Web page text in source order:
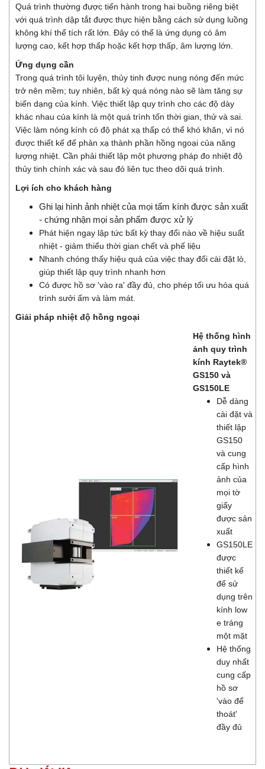
Quá trình thường được tiến hành trong hai buồng riêng biệt
với quá trình dập tắt được thực hiện bằng cách sử dụng luồng
không khí thể tích rất lớn. Đây có thể là ứng dụng có âm
lượng cao, kết hợp thấp hoặc kết hợp thấp, âm lượng lớn.
Ứng dụng cần
Trong quá trình tôi luyện, thủy tinh được nung nóng đến mức
trở nên mềm; tuy nhiên, bất kỳ quá nóng nào sẽ làm tăng sự
biến dạng của kính. Việc thiết lập quy trình cho các độ dày
khác nhau của kính là một quá trình tốn thời gian, thử và sai.
Việc làm nóng kính có độ phát xạ thấp có thể khó khăn, vì nó
được thiết kế để phản xạ thành phần hồng ngoại của năng
lượng nhiệt. Cần phải thiết lập một phương pháp đo nhiệt độ
thủy tinh chính xác và sau đó liên tục theo dõi quá trình.
Lợi ích cho khách hàng
Ghi lại hình ảnh nhiệt của mọi tấm kính được sản xuất
- chứng nhận mọi sản phẩm được xử lý
Phát hiện ngay lập tức bất kỳ thay đổi nào về hiệu suất
nhiệt - giảm thiểu thời gian chết và phế liệu
Nhanh chóng thấy hiệu quả của việc thay đổi cài đặt lò,
giúp thiết lập quy trình nhanh hơn
Có được hồ sơ 'vào ra' đầy đủ, cho phép tối ưu hóa quá
trình sưởi ấm và làm mát.
Giải pháp nhiệt độ hồng ngoại
Hệ thống hình
ảnh quy trình
kính Raytek®
GS150 và
GS150LE
Dễ dàng
cài đặt và
thiết lập
GS150
và cung
cấp hình
ảnh của
mọi tờ
giấy
được sản
xuất
GS150LE
được
thiết kế
để sử
dụng trên
kính low
e tráng
một mặt
Hệ thống
duy nhất
cung cấp
hồ sơ
'vào để
thoát'
đầy đủ